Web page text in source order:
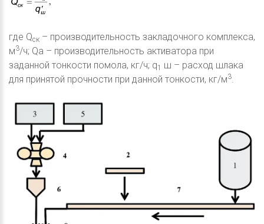
где Qск – производительность закладочного комплекса,
м3/ч; Qа – производительность активатора при
заданной тонкости помола, кг/ч; q1 ш – расход шлака
для принятой прочности при данной тонкости, кг/м3.